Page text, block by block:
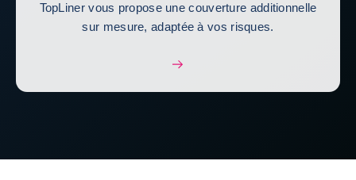
TopLiner vous propose une couverture additionnelle
sur mesure, adaptée à vos risques.